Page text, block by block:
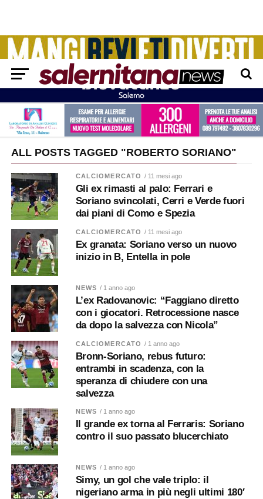
ALL POSTS TAGGED "ROBERTO SORIANO"
CALCIOMERCATO / 11 mesi ago
Gli ex rimasti al palo: Ferrari e
Soriano svincolati, Cerri e Verde fuori
dai piani di Como e Spezia
CALCIOMERCATO / 11 mesi ago
Ex granata: Soriano verso un nuovo
inizio in B, Entella in pole
NEWS / 1 anno ago
L’ex Radovanovic: “Faggiano diretto
con i giocatori. Retrocessione nasce
da dopo la salvezza con Nicola”
CALCIOMERCATO / 1 anno ago
Bronn-Soriano, rebus futuro:
entrambi in scadenza, con la
speranza di chiudere con una
salvezza
NEWS / 1 anno ago
Il grande ex torna al Ferraris: Soriano
contro il suo passato blucerchiato
NEWS / 1 anno ago
Simy, un gol che vale triplo: il
nigeriano arma in più negli ultimi 180′